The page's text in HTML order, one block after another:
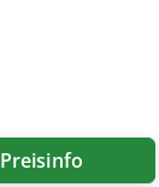
Preisinfo